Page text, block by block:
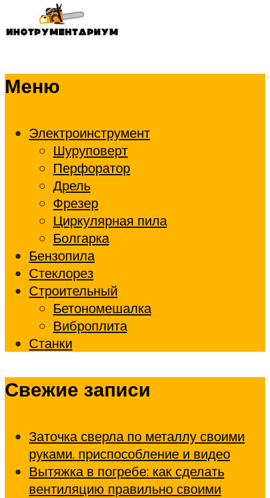
Меню
Электроинструмент
Шуруповерт
Перфоратор
Дрель
Фрезер
Циркулярная пила
Болгарка
Бензопила
Стеклорез
Строительный
Бетономешалка
Виброплита
Станки
Свежие записи
Заточка сверла по металлу своими
руками. приспособление и видео
Вытяжка в погребе: как сделать
вентиляцию правильно своими